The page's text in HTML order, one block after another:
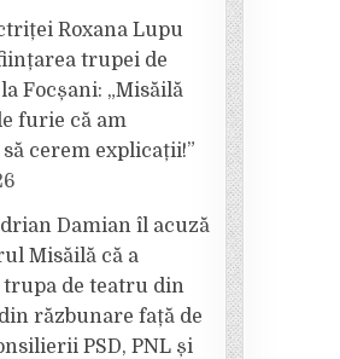
Roxana Lupu
trupei de
Focșani: „Misăilă
furie că am
cerem explicații!”
Damian îl acuză
Misăilă că a
de teatru din
răzbunare față de
PSD, PNL și